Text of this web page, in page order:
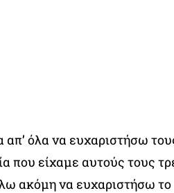
όλα να ευχαριστήσω
που είχαμε αυτούς τους
ακόμη να ευχαριστήσω το